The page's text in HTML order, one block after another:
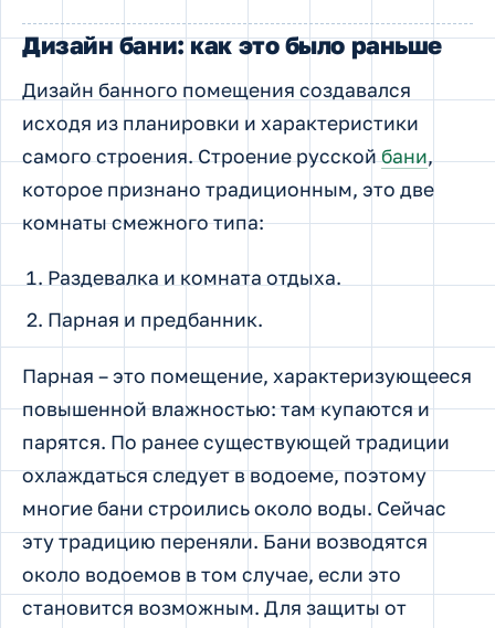
Дизайн бани: как это было раньше
Дизайн банного помещения создавался
исходя из планировки и характеристики
самого строения. Строение русскойбани,
которое признано традиционным, это две
комнаты смежного типа:
Раздевалка и комната отдыха.
Парная и предбанник.
Парная – это помещение, характеризующееся
повышенной влажностью: там купаются и
парятся. По ранее существующей традиции
охлаждаться следует в водоеме, поэтому
многие бани строились около воды. Сейчас
эту традицию переняли. Бани возводятся
около водоемов в том случае, если это
становится возможным. Для защиты от